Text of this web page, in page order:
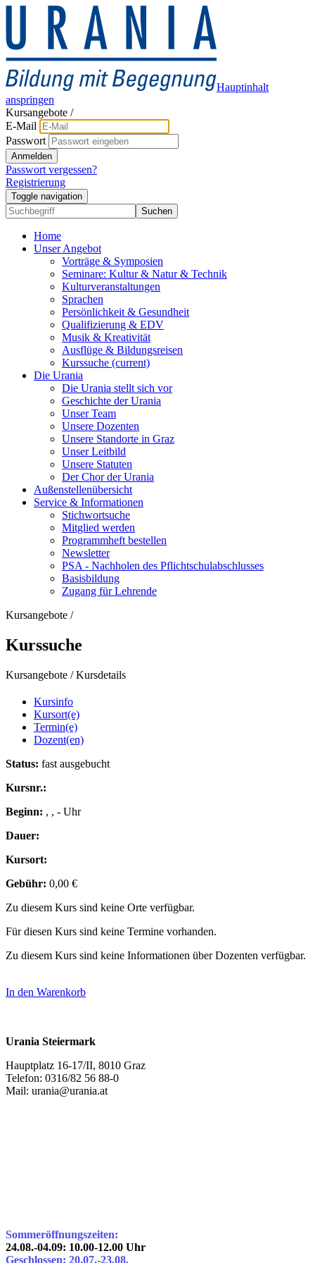
Hauptinhalt
anspringen
Kursangebote /
E-Mail
Passwort
Anmelden
Passwort vergessen?
Registrierung
Toggle navigation
Suchen
Home
Unser Angebot
Vorträge & Symposien
Seminare: Kultur & Natur & Technik
Kulturveranstaltungen
Sprachen
Persönlichkeit & Gesundheit
Qualifizierung & EDV
Musik & Kreativität
Ausflüge & Bildungsreisen
Kurssuche (current)
Die Urania
Die Urania stellt sich vor
Geschichte der Urania
Unser Team
Unsere Dozenten
Unsere Standorte in Graz
Unser Leitbild
Unsere Statuten
Der Chor der Urania
Außenstellenübersicht
Service & Informationen
Stichwortsuche
Mitglied werden
Programmheft bestellen
Newsletter
PSA - Nachholen des Pflichtschulabschlusses
Basisbildung
Zugang für Lehrende
Kursangebote /
Kurssuche
Kursangebote /Kursdetails
Kursinfo
Kursort(e)
Termin(e)
Dozent(en)
Status: fast ausgebucht
Kursnr.:
Beginn: , , - Uhr
Dauer:
Kursort:
Gebühr: 0,00 €
Zu diesem Kurs sind keine Orte verfügbar.
Für diesen Kurs sind keine Termine vorhanden.
Zu diesem Kurs sind keine Informationen über Dozenten verfügbar.
In den Warenkorb
Urania Steiermark
Hauptplatz 16-17/II, 8010 Graz
Telefon: 0316/82 56 88-0
Mail: urania@urania.at
Sommeröffnungszeiten:
24.08.-04.09: 10.00-12.00 Uhr
Geschlossen: 20.07.-23.08.